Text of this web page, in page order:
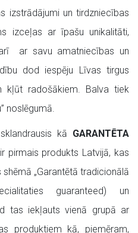
izstrādājumi un tirdzniecības
izceļas ar īpašu unikalitāti,
ar savu amatniecības un
dod iespēju Līvas tirgus
kļūt radošākiem. Balva tiek
noslēgumā.
kā GARANTĒTA
pirmais produkts Latvijā, kas
„Garantētā tradicionālā
guaranteed) un
tas iekļauts vienā grupā ar
produktiem kā, piemēram,